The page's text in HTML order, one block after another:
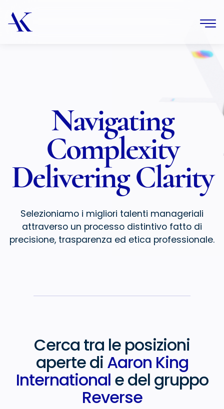
Navigating
Complexity
Delivering Clarity
Selezioniamo i migliori talenti manageriali
attraverso un processo distintivo fatto di
precisione, trasparenza ed etica professionale.
Cerca tra le posizioni
apertedi Aaron King
International e del gruppo
Reverse